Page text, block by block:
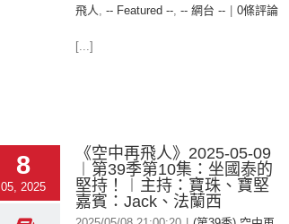
飛人, -- Featured --, -- 網台 -- 0條評論
[...]
8
05, 2025
《空中再飛人》2025-05-09
︱第39季第10集：坐國泰的
堅持！︱主持：寶珠、寶堅
嘉賓：Jack、法蘭西